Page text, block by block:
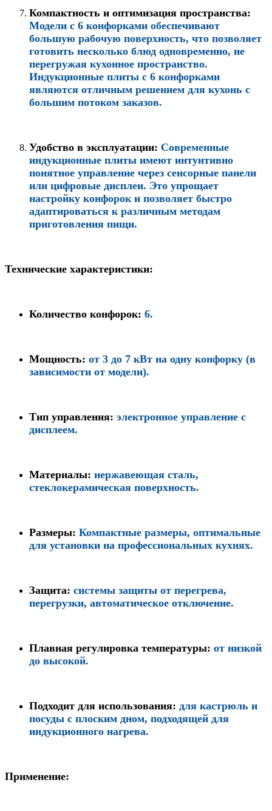
Компактность и оптимизация пространства:
Модели с 6 конфорками обеспечивают
большую рабочую поверхность, что позволяет
готовить несколько блюд одновременно, не
перегружая кухонное пространство.
Индукционные плиты с 6 конфорками
являются отличным решением для кухонь с
большим потоком заказов.
Удобство в эксплуатации: Современные
индукционные плиты имеют интуитивно
понятное управление через сенсорные панели
или цифровые дисплеи. Это упрощает
настройку конфорок и позволяет быстро
адаптироваться к различным методам
приготовления пищи.
Технические характеристики:
Количество конфорок: 6.
Мощность: от 3 до 7 кВт на одну конфорку (в
зависимости от модели).
Тип управления: электронное управление с
дисплеем.
Материалы: нержавеющая сталь,
стеклокерамическая поверхность.
Размеры: Компактные размеры, оптимальные
для установки на профессиональных кухнях.
Защита: системы защиты от перегрева,
перегрузки, автоматическое отключение.
Плавная регулировка температуры: от низкой
до высокой.
Подходит для использования: для кастрюль и
посуды с плоским дном, подходящей для
индукционного нагрева.
Применение: